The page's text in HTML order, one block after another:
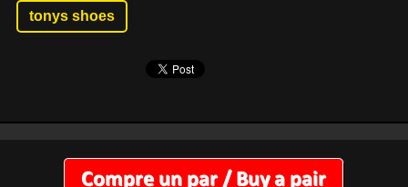
tonys shoes